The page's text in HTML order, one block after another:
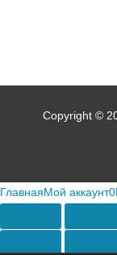
Copyright ©
Главная Мой аккаунт0